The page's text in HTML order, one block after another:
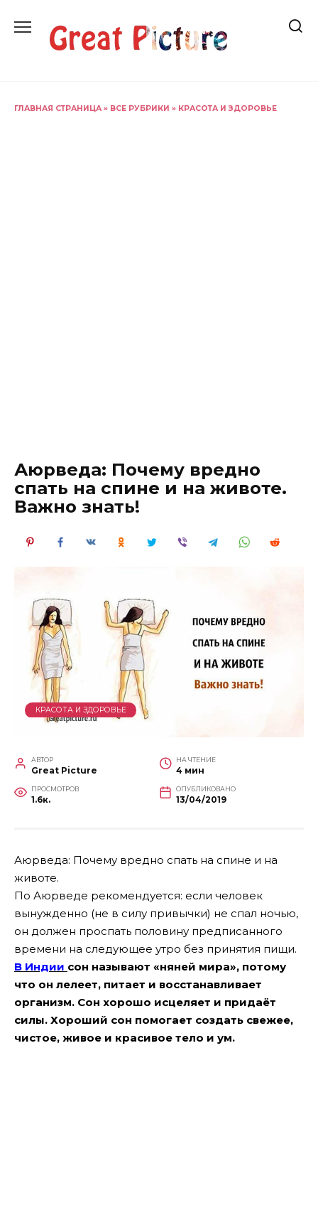
содержанию
ГЛАВНАЯ СТРАНИЦА » ВСЕ РУБРИКИ » КРАСОТА И ЗДОРОВЬЕ
Аюрведа: Почему вредно
спать на спине и на животе.
Важно знать!
КРАСОТА И ЗДОРОВЬЕ
АВТОР
Great Picture
НА ЧТЕНИЕ
4 мин
ПРОСМОТРОВ
1.6к.
ОПУБЛИКОВАНО
13/04/2019
Аюрведа: Почему вредно спать на спине и на
животе.
По Аюрведе рекомендуется: если человек
вынужденно (не в силу привычки) не спал ночью,
он должен проспать половину предписанного
времени на следующее утро без принятия пищи.
В Индии сон называют «няней мира», потому
что он лелеет, питает и вос­станавливает
организм. Сон хорошо исцеляет и придаёт
силы. Хороший сон помогает создать све­жее,
чистое, живое и красивое тело и ум.